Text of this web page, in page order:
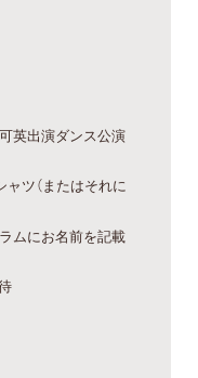
英出演ダンス公演
ツ（またはそれに
ムにお名前を記載